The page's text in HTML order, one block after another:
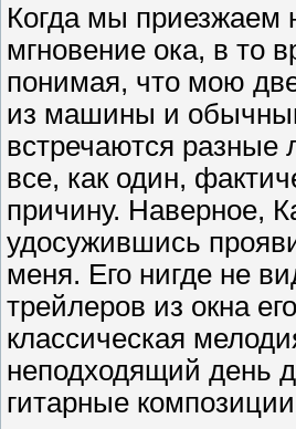
Когда мы приезжаем
мгновение ока, в то
понимая, что мою
из машины и
встречаются разные
все, как один,
причину. Наверное,
удосужившись
меня. Его нигде не
трейлеров из окна
классическая
неподходящий день
гитарные